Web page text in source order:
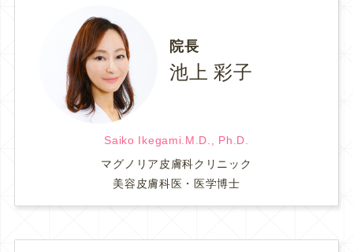
院長
池上 彩子
Saiko Ikegami.M.D., Ph.D.
マグノリア皮膚科クリニック
美容皮膚科医・医学博士